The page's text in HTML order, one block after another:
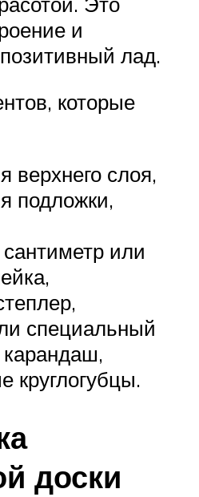
и
лад.
которые
верхнего слоя,
подложки,
или
специальный
карандаш,
круглогубцы.
доски